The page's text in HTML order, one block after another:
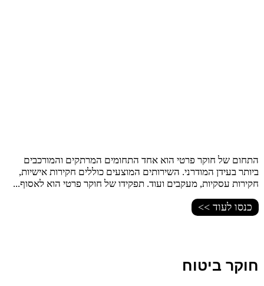
התחום של חוקר פרטי הוא אחד התחומים המרתקים והמורכבים
ביותר בעידן המודרני. השירותים המוצעים כוללים חקירות אישיות,
חקירות עסקיות, מעקבים ועוד. תפקידו של חוקר פרטי הוא לאסוף...
כנסו לעוד >>
חוקר ביטוח